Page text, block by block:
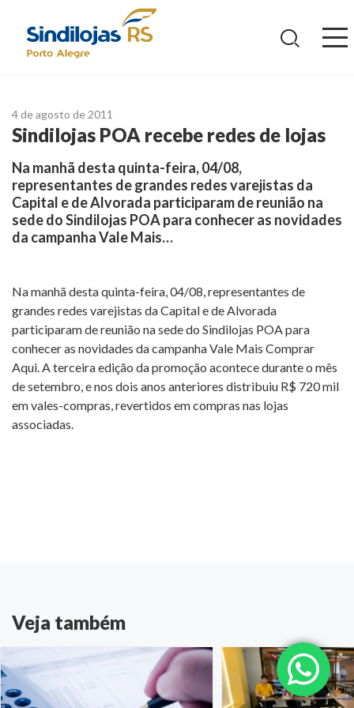
4 de agosto de 2011
Sindilojas POA recebe redes de lojas
Na manhã desta quinta-feira, 04/08,
representantes de grandes redes varejistas da
Capital e de Alvorada participaram de reunião na
sede do Sindilojas POA para conhecer as novidades
da campanha Vale Mais…
Na manhã desta quinta-feira, 04/08, representantes de
grandes redes varejistas da Capital e de Alvorada
participaram de reunião na sede do Sindilojas POA para
conhecer as novidades da campanha Vale Mais Comprar
Aqui. A terceira edição da promoção acontece durante o mês
de setembro, e nos dois anos anteriores distribuiu R$ 720 mil
em vales-compras, revertidos em compras nas lojas
associadas.
Veja também